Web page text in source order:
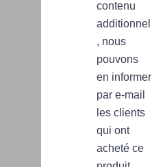
contenu
additionnel
, nous
pouvons
en informer
par e-mail
les clients
qui ont
acheté ce